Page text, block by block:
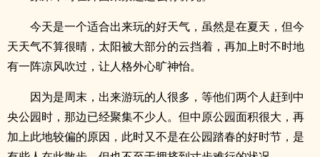
今天是一个适合出来玩的好天气，虽然是在夏天，但今
天天气不算很晴，太阳被大部分的云挡着，再加上时不时地
有一阵凉风吹过，让人格外心旷神怡。
因为是周末，出来游玩的人很多，等他们两个人赶到中
央公园时，那边已经聚集不少人。但中原公园面积很大，再
加上此地较偏的原因，此时又不是在公园踏春的好时节，是